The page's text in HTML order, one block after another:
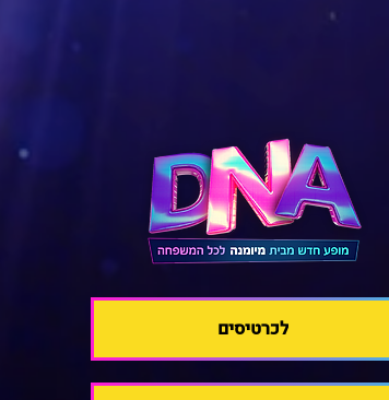
לכרטיסים